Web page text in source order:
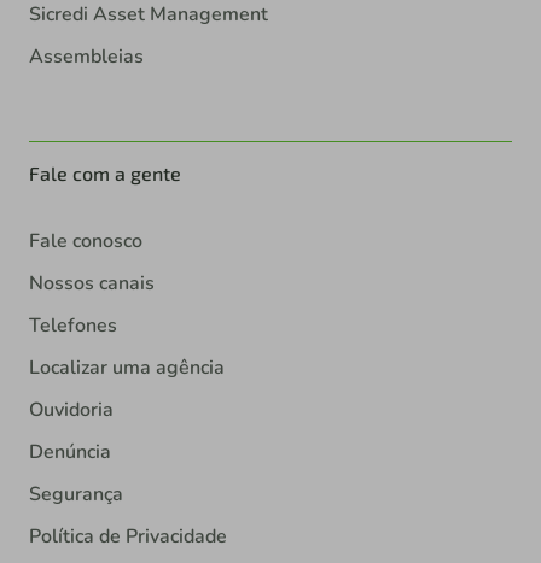
Sicredi Asset Management
Assembleias
Fale com a gente
Fale conosco
Nossos canais
Telefones
Localizar uma agência
Ouvidoria
Denúncia
Segurança
Política de Privacidade